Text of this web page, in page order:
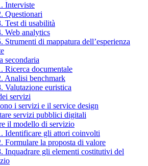
Interviste
Questionari
Test di usabilità
Web analytics
Strumenti di mappatura dell’esperienza
secondaria
Ricerca documentale
Analisi benchmark
Valutazione euristica
servizi
i servizi e il service design
servizi pubblici digitali
il modello di servizio
Identificare gli attori coinvolti
Formulare la proposta di valore
Inquadrare gli elementi costitutivi del